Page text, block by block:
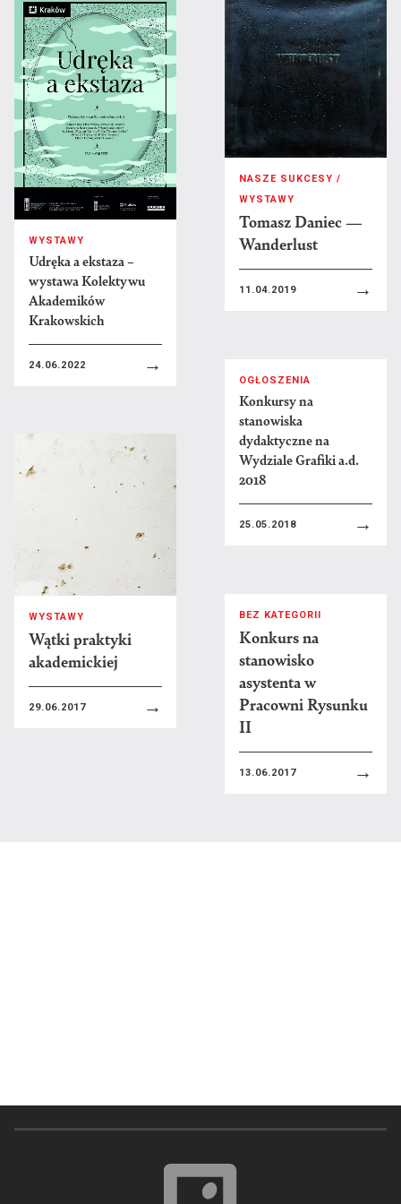
Jakub Sowiński
Edyta Stajniak
Maja Starakiewicz
Marcin Surzycki
Karol Szafran
Zofia Szczęsna
Wojciech Szybist
Monika Szydłowska
Ś
Krzysztof Świętek
T
Krzysztof Tomalski
Joanna Tyborowska
Dariusz Vasina
Waldemar Węgrzyn
Natalia Wiernik
Katarzyna Wójcicka
Jakub Woynarowski
Ż
Małgorzata Żak
*
Na naszym wydziale uczyli
także...
WYSTAWY
Udręka a ekstaza –
wystawa Kolektywu
Akademików
Krakowskich
24.06.2022 →
NASZE SUKCESY /
WYSTAWY
Tomasz Daniec —
Wanderlust
11.04.2019 →
OGŁOSZENIA
Konkursy na
stanowiska
dydaktyczne na
Wydziale Grafiki a.d.
2018
25.05.2018 →
WYSTAWY
Wątki praktyki
akademickiej
29.06.2017 →
BEZ KATEGORII
Konkurs na
stanowisko
asystenta w
Pracowni Rysunku
II
13.06.2017 →